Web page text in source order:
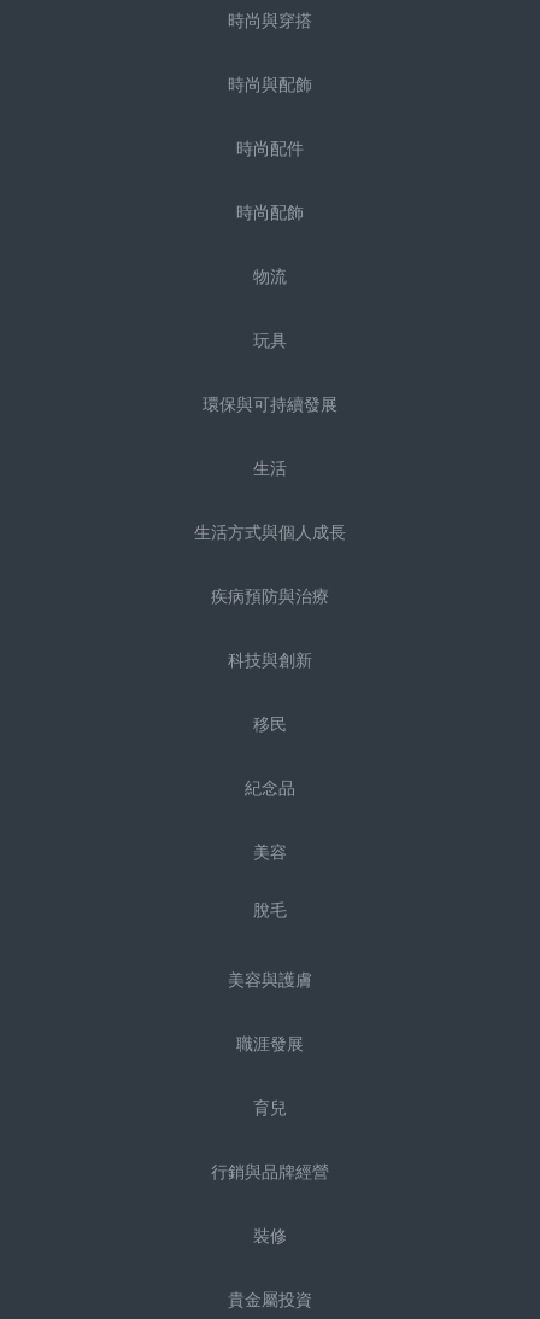
時尚與穿搭
時尚與配飾
時尚配件
時尚配飾
物流
玩具
環保與可持續發展
生活
生活方式與個人成長
疾病預防與治療
科技與創新
移民
紀念品
美容
脫毛
美容與護膚
職涯發展
育兒
行銷與品牌經營
裝修
貴金屬投資